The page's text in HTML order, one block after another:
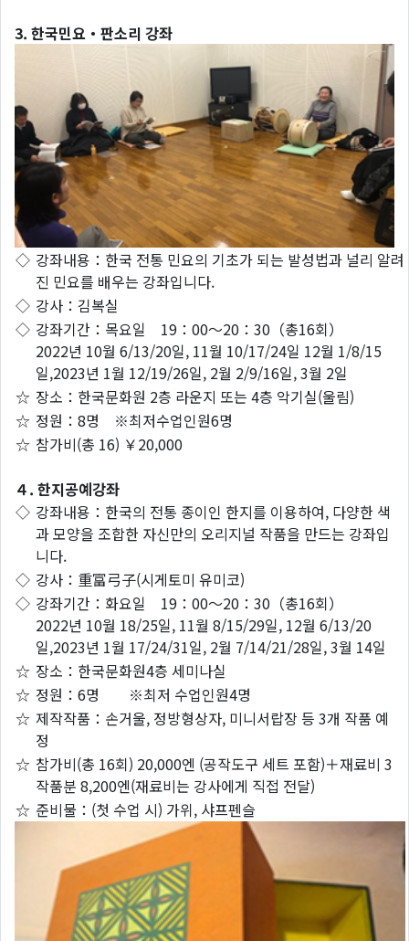
3. 한국민요・판소리 강좌
◇ 강좌내용：한국 전통 민요의 기초가 되는 발성법과 널리 알려
진 민요를 배우는 강좌입니다.
◇ 강사：김복실
◇ 강좌기간：목요일 19：00～20：30（총16회）
2022년 10월 6/13/20일, 11월 10/17/24일 12월 1/8/15
일,2023년 1월 12/19/26일, 2월 2/9/16일, 3월 2일
☆ 장소：한국문화원 2층 라운지 또는 4층 악기실(울림)
☆ 정원：8명 ※최저수업인원6명
☆ 참가비(총 16) ￥20,000
４. 한지공예강좌
◇ 강좌내용：한국의 전통 종이인 한지를 이용하여, 다양한 색
과 모양을 조합한 자신만의 오리지널 작품을 만드는 강좌입
니다.
◇ 강사：重富弓子(시게토미 유미코)
◇ 강좌기간：화요일 19：00～20：30（총16회）
2022년 10월 18/25일, 11월 8/15/29일, 12월 6/13/20
일,2023년 1월 17/24/31일, 2월 7/14/21/28일, 3월 14일
☆ 장소：한국문화원4층 세미나실
☆ 정원：6명 ※최저 수업인원4명
☆ 제작작품：손거울, 정방형상자, 미니서랍장 등 3개 작품 예
정
☆ 참가비(총 16회) 20,000엔 (공작도구 세트 포함)＋재료비 3
작품분 8,200엔(재료비는 강사에게 직접 전달)
☆ 준비물：(첫 수업 시) 가위, 샤프펜슬